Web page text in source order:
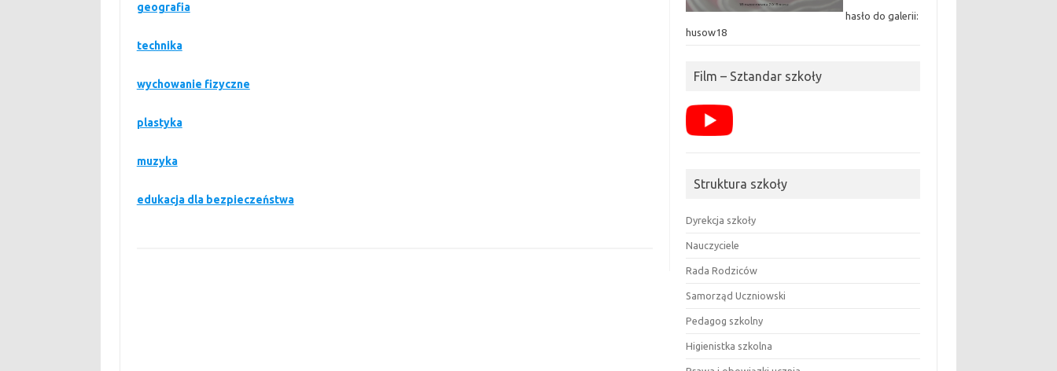
geografia
technika
wychowanie fizyczne
plastyka
muzyka
edukacja dla bezpieczeństwa
hasło do galerii:
husow18
Film – Sztandar szkoły
Struktura szkoły
Dyrekcja szkoły
Nauczyciele
Rada Rodziców
Samorząd Uczniowski
Pedagog szkolny
Higienistka szkolna